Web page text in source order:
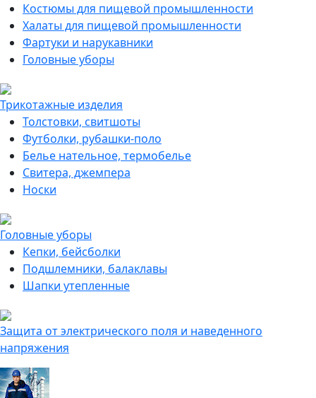
Костюмы для пищевой промышленности
Халаты для пищевой промышленности
Фартуки и нарукавники
Головные уборы
Трикотажные изделия
Толстовки, свитшоты
Футболки, рубашки-поло
Белье нательное, термобелье
Свитера, джемпера
Носки
Головные уборы
Кепки, бейсболки
Подшлемники, балаклавы
Шапки утепленные
Защита от электрического поля и наведенного
напряжения